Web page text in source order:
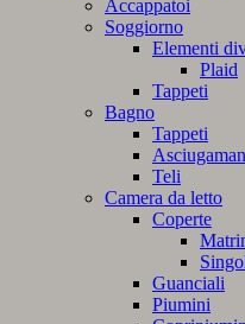
Accappatoi
Soggiorno
Elementi
Plaid
Tappeti
Bagno
Tappeti
Teli
Camera da letto
Coperte
Guanciali
Piumini